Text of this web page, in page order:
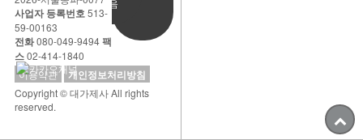
사업자 등록번호513-
59-00163
전화080-049-9494팩
스02-414-1840
이용약관
개인정보처리방침
Copyright © 대가제사 All rights
reserved.